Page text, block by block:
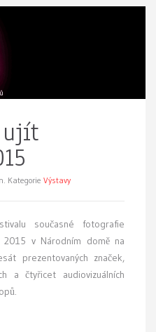
ujít
Kategorie Výstavy
současné fotografie
2015 v Národním domě na
prezentovaných značek,
a čtyřicet audiovizuálních